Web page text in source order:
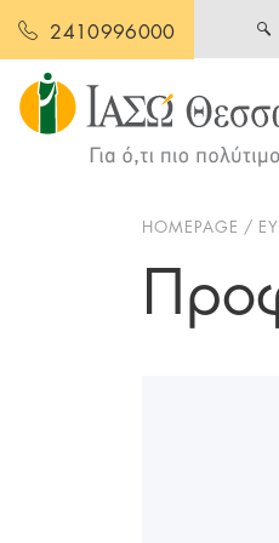
2410996000
HOMEPAGE